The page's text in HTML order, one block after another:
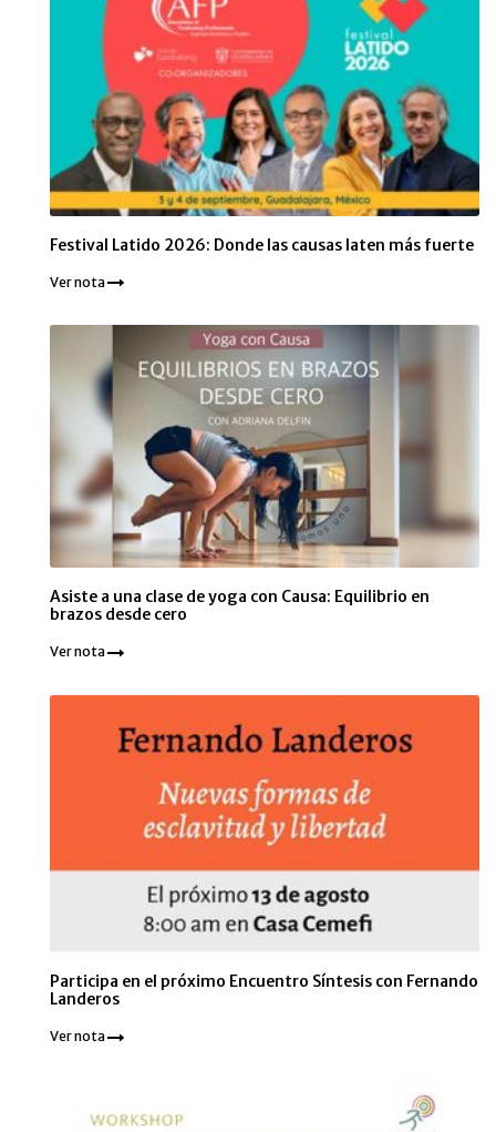
Festival Latido 2026: Donde las causas laten más fuerte
Ver nota
Asiste a una clase de yoga con Causa: Equilibrio en
brazos desde cero
Ver nota
Participa en el próximo Encuentro Síntesis con Fernando
Landeros
Ver nota